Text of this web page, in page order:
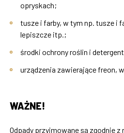
opryskach;
tusze i farby, w tym np. tusze i
lepiszcze itp.;
środki ochrony roślin i
urządzenia zawierające freon,
WAŻNE!
Odpady przyjmowane są zgodnie z